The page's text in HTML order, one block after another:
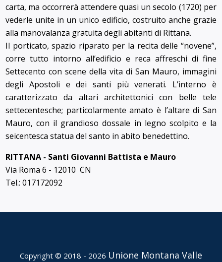
carta, ma occorrerà attendere quasi un secolo (1720) per
vederle unite in un unico edificio, costruito anche grazie
alla manovalanza gratuita degli abitanti di Rittana.
Il porticato, spazio riparato per la recita delle “novene”,
corre tutto intorno all’edificio e reca affreschi di fine
Settecento con scene della vita di San Mauro, immagini
degli Apostoli e dei santi più venerati. L’interno è
caratterizzato da altari architettonici con belle tele
settecentesche; particolarmente amato è l’altare di San
Mauro, con il grandioso dossale in legno scolpito e la
seicentesca statua del santo in abito benedettino.
RITTANA - Santi Giovanni Battista e Mauro
Via Roma 6 - 12010 CN
Tel.: 017172092
Copyright © 2018 - 2026 Unione Montana Valle